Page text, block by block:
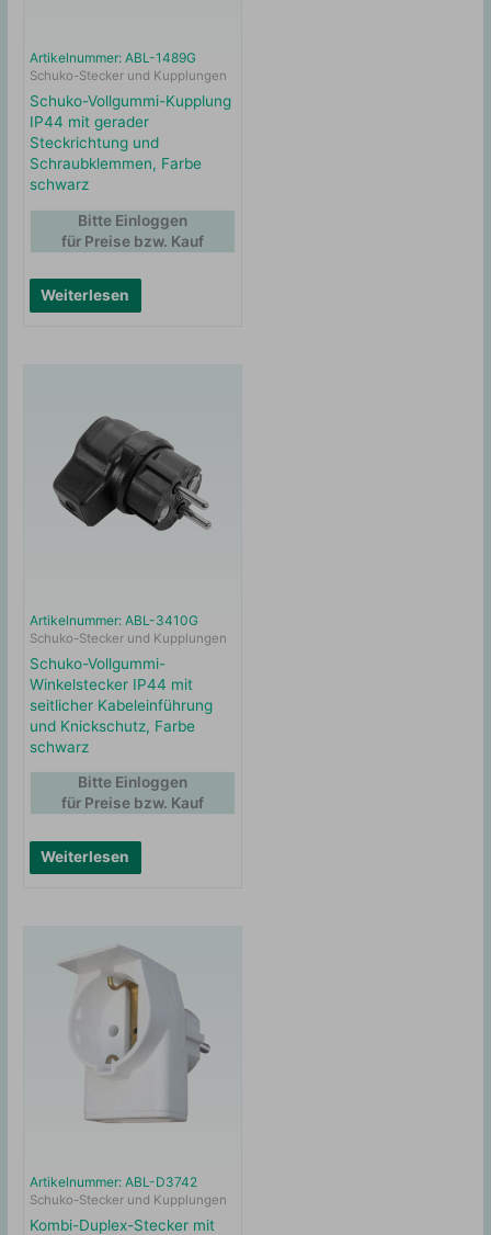
Artikelnummer: ABL-1489G
Schuko-Stecker und Kupplungen
Schuko-Vollgummi-Kupplung
IP44 mit gerader
Steckrichtung und
Schraubklemmen, Farbe
schwarz
Weiterlesen
Bitte Einloggen
für Preise bzw. Kauf
Artikelnummer: ABL-3410G
Schuko-Stecker und Kupplungen
Schuko-Vollgummi-
Winkelstecker IP44 mit
seitlicher Kabeleinführung
und Knickschutz, Farbe
schwarz
Weiterlesen
Bitte Einloggen
für Preise bzw. Kauf
Artikelnummer: ABL-D3742
Schuko-Stecker und Kupplungen
Kombi-Duplex-Stecker mit